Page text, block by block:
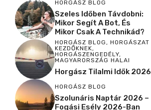
HORGÁSZ BLOG
Szeles Időben Távdobni:
Mikor Segít A Bot, És
Mikor Csak A Technikád?
HORGÁSZ BLOG, HORGÁSZAT
KEZDŐKNEK,
HORGÁSZENGEDÉLY,
MAGYARORSZÁG HALAI
Horgász Tilalmi Idők 2026
HORGÁSZ BLOG
Szolunáris Naptár 2026 –
Fogási Esély 2026-Ban